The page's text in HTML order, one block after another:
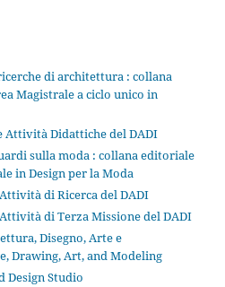
di architettura : collana
Magistrale a ciclo unico in
Attività Didattiche del DADI
sulla moda : collana editoriale
in Design per la Moda
di Ricerca del DADI
di Terza Missione del DADI
Disegno, Arte e
Drawing, Art, and Modeling
Design Studio